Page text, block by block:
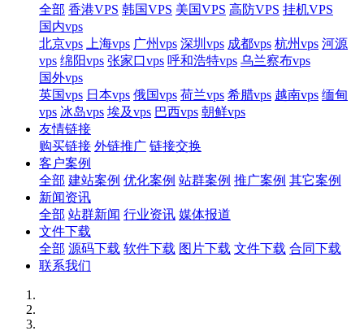
全部 香港VPS 韩国VPS 美国VPS 高防VPS 挂机VPS
国内vps
北京vps
上海vps 广州vps 深圳vps 成都vps 杭州vps 河源
vps 绵阳vps 张家口vps 呼和浩特vps 乌兰察布vps
国外vps
英国vps 日本vps 俄国vps 荷兰vps 希腊vps 越南vps 缅甸
vps 冰岛vps 埃及vps 巴西vps 朝鲜vps
友情链接
购买链接 外链推广 链接交换
客户案例
全部 建站案例 优化案例 站群案例 推广案例 其它案例
新闻资讯
全部 站群新闻 行业资讯 媒体报道
文件下载
全部 源码下载 软件下载 图片下载 文件下载 合同下载
联系我们